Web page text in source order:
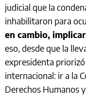
judicial que la
inhabilitaron para
en cambio,
eso, desde que la
expresidenta
internacional: ir a la
Derechos Humanos